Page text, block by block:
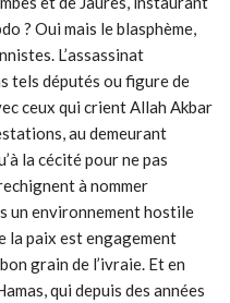
? Oui mais le blasphème,
L’assassinat
tels députés ou figure de
ceux qui crient Allah Akbar
au demeurant
la cécité pour ne pas
à nommer
un environnement hostile
la paix est engagement
grain de l’ivraie. Et en
qui depuis des années